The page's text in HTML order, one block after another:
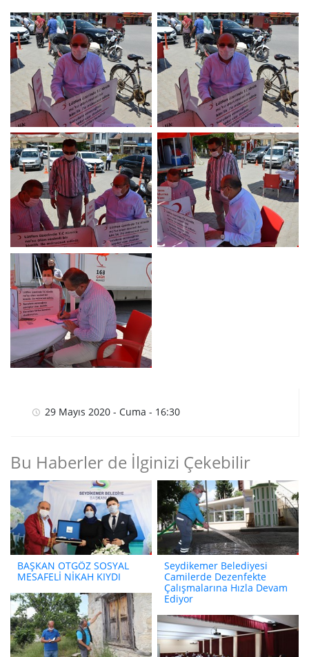
29 Mayıs 2020 - Cuma - 16:30
Bu Haberler de İlginizi Çekebilir
BAŞKAN OTGÖZ SOSYAL
MESAFELİ NİKAH KIYDI
Seydikemer Belediyesi
Camilerde Dezenfekte
Çalışmalarına Hızla Devam
Ediyor